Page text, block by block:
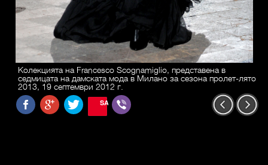
Колекцията на Francesco Scognamiglio, представена в
седмицата на дамската мода в Милано за сезона пролет-лято
2013, 19 септември 2012 г.
SAVE